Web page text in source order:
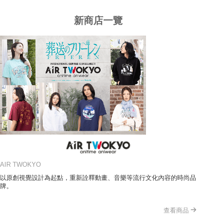
新商店一覽
AIR TWOKYO
以原創視覺設計為起點，重新詮釋動畫、音樂等流行文化內容的時尚品
牌。
查看商品